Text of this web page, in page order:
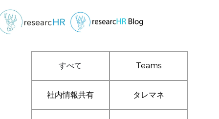
すべて Teams
社内情報共有 タレマネ